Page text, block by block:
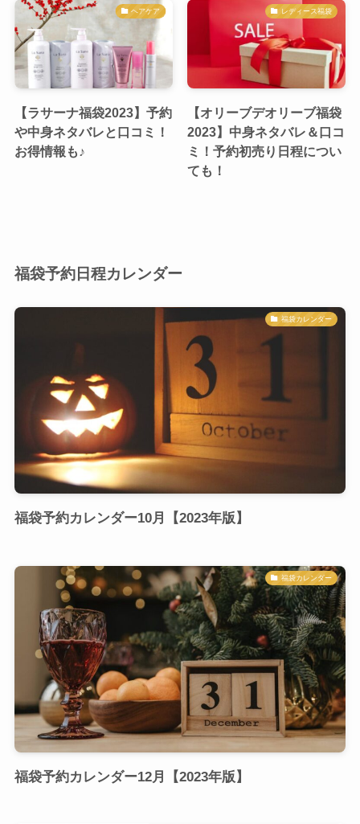
ヘアケア
【ラサーナ福袋2023】予約
や中身ネタバレと口コミ！
お得情報も♪
レディース福袋
【オリーブデオリーブ福袋
2023】中身ネタバレ＆口コ
ミ！予約初売り日程につい
ても！
福袋予約日程カレンダー
福袋カレンダー
福袋予約カレンダー10月【2023年版】
福袋カレンダー
福袋予約カレンダー12月【2023年版】